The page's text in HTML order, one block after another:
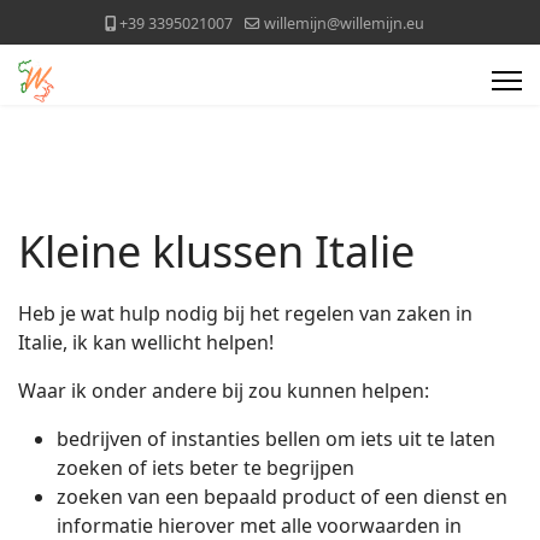
+39 3395021007 willemijn@willemijn.eu
Kleine klussen Italie
Heb je wat hulp nodig bij het regelen van zaken in
Italie, ik kan wellicht helpen!
Waar ik onder andere bij zou kunnen helpen:
bedrijven of instanties bellen om iets uit te laten
zoeken of iets beter te begrijpen
zoeken van een bepaald product of een dienst en
informatie hierover met alle voorwaarden in